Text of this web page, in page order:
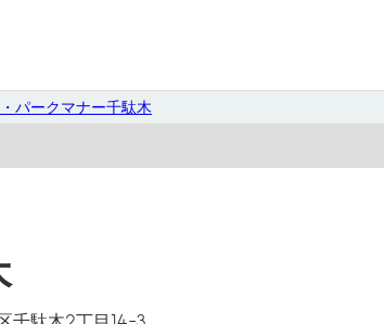
パークマナー千駄木